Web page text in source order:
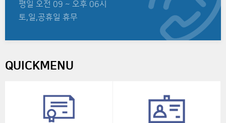
평일 오전 09 ~ 오후 06시
토,일,공휴일 휴무
QUICKMENU